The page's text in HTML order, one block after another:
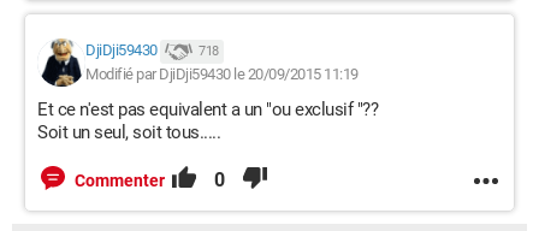
DjiDji59430 718
Modifié par DjiDji59430 le 20/09/2015 11:19
Et ce n'est pas equivalent a un "ou exclusif "??
Soit un seul, soit tous.....
Commenter 0